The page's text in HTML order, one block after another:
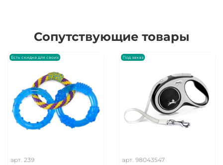
Сопутствующие товары
Есть скидка для своих
арт. 239
Под заказ
арт. 98043547